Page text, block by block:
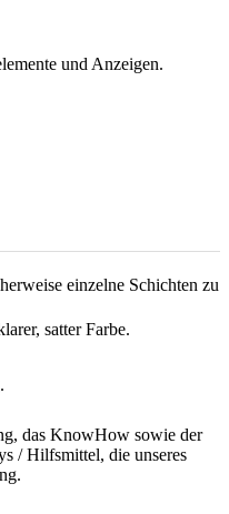
und Anzeigen.
einzelne Schichten zu
satter Farbe.
das KnowHow sowie der
/ Hilfsmittel, die unseres